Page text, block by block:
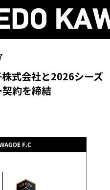
株式会社と2026シーズ
約を締結